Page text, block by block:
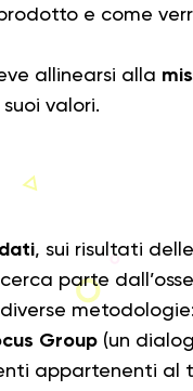
e come
allinearsi alla
valori.
, sui risultati
parte
metodologie:
Group (un
appartenenti al